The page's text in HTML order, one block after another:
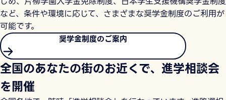
など、条件や環境に応じて、さまざまな奨学金制度のご利用が
可能です。
奨学金制度のご案内
全国のあなたの街のお近くで、進学相談会
を開催